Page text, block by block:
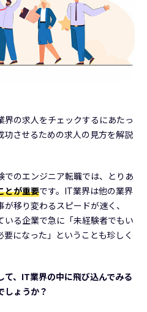
の求人をチェックするにあたっ
功させるための求人の見方を解説
でのエンジニア転職では、とりあ
とが重要です。IT業界は他の業界
移り変わるスピードが速く、
いる企業で急に「未経験者でもい
になった」ということも珍しく
て、IT業界の中に飛び込んでみる
しょうか？